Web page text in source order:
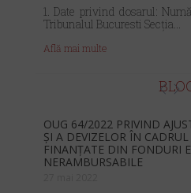
1. Date privind dosarul:
Tribunalul Bucuresti Secția...
Află mai multe
OUG 64/2022 PRIVIND
ȘI A DEVIZELOR ÎN
FINANȚATE DIN FONDURI
NERAMBURSABILE